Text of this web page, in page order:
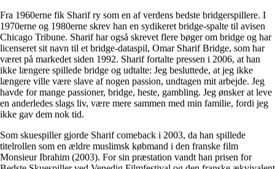
Fra 1960erne fik Sharif ry som en af verdens bedste bridgerspillere. I
1970erne og 1980erne skrev han en sydikeret bridge-spalte til avisen
Chicago Tribune. Sharif har også skrevet flere bøger om bridge og har
licenseret sit navn til et bridge-dataspil, Omar Sharif Bridge, som har
været på markedet siden 1992. Sharif fortalte pressen i 2006, at han
ikke længere spillede bridge og udtalte: Jeg besluttede, at jeg ikke
længere ville være slave af nogen passion, undtagen mit arbejde. Jeg
havde for mange passioner, bridge, heste, gambling. Jeg ønsker at leve
en anderledes slags liv, være mere sammen med min familie, fordi jeg
ikke gav dem nok tid.
Som skuespiller gjorde Sharif comeback i 2003, da han spillede
titelrollen som en ældre muslimsk købmand i den franske film
Monsieur Ibrahim (2003). For sin præstation vandt han prisen for